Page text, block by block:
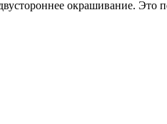
окрашивание. Это